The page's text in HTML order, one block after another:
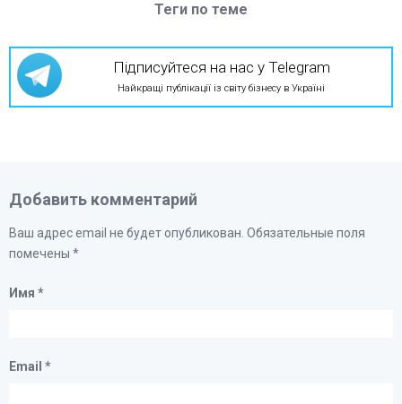
Теги по теме
Підписуйтеся на нас у Telegram
Найкращі публікації із світу бізнесу в Україні
Добавить комментарий
Ваш адрес email не будет опубликован. Обязательные поля
помечены *
Имя *
Email *